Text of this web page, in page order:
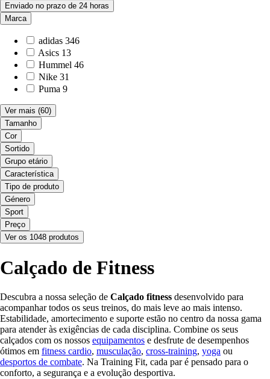
Enviado no prazo de 24 horas
Marca
adidas 346
Asics 13
Hummel 46
Nike 31
Puma 9
Ver mais (60)
Tamanho
Cor
Sortido
Grupo etário
Característica
Tipo de produto
Género
Sport
Preço
Ver os 1048 produtos
Calçado de Fitness
Descubra a nossa seleção de Calçado fitness desenvolvido para
acompanhar todos os seus treinos, do mais leve ao mais intenso.
Estabilidade, amortecimento e suporte estão no centro da nossa gama
para atender às exigências de cada disciplina. Combine os seus
calçados com os nossos equipamentos e desfrute de desempenhos
ótimos em fitness cardio, musculação, cross-training, yoga ou
desportos de combate. Na Training Fit, cada par é pensado para o
conforto, a segurança e a evolução desportiva.